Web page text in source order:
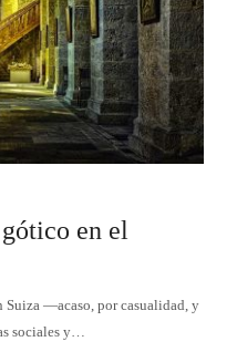
en el
Suiza —acaso, por casualidad, y
sociales y…